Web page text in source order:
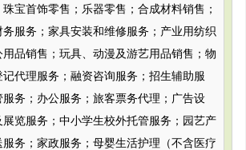
宝首饰零售；乐器零售；合成材料销售；
服务；家具安装和维修服务；产业用纺织
品销售；玩具、动漫及游艺用品销售；物
代理服务；融资咨询服务；招生辅助服
务；办公服务；旅客票务代理；广告设
览服务；中小学生校外托管服务；园艺产
务；家政服务；母婴生活护理（不含医疗